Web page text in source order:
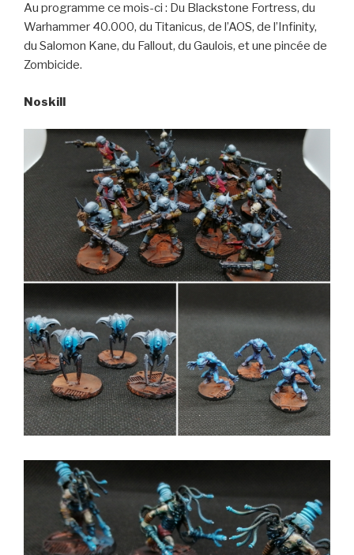
Au programme ce mois-ci : Du Blackstone Fortress, du
Warhammer 40.000, du Titanicus, de l’AOS, de l’Infinity,
du Salomon Kane, du Fallout, du Gaulois, et une pincée de
Zombicide.
Noskill